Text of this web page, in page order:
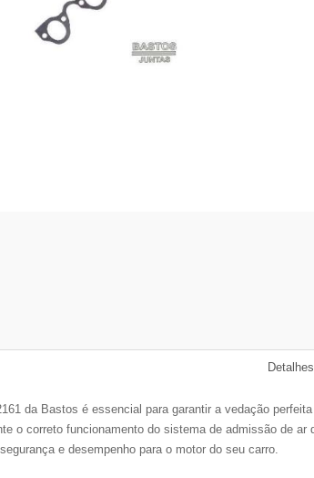
da Bastos é essencial para garantir a vedação
o correto funcionamento do sistema de admissão de
e desempenho para o motor do seu carro.